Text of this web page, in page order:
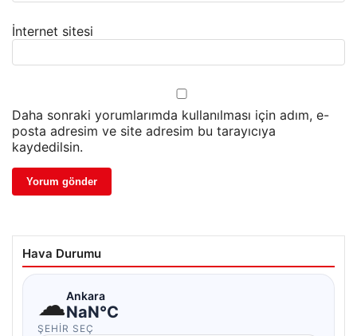
İnternet sitesi
Daha sonraki yorumlarımda kullanılması için adım, e-
posta adresim ve site adresim bu tarayıcıya
kaydedilsin.
Hava Durumu
☁Ankara
NaN°C
ŞEHIR SEÇ